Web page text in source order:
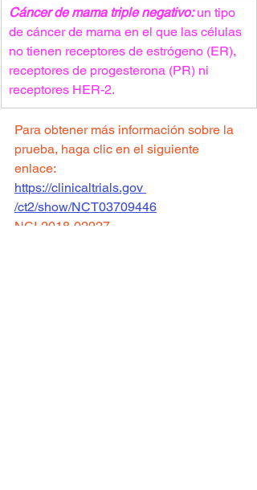
Cáncer de mama triple negativo: un tipo
de cáncer de mama en el que las células
no tienen receptores de estrógeno (ER),
receptores de progesterona (PR) ni
receptores HER-2.
Para obtener más información sobre la
prueba, haga clic en el siguiente
enlace:
https://clinicaltrials.gov
/ct2/show/NCT03709446
NCI-2018-02927